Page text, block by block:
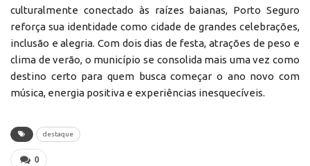
culturalmente conectado às raízes baianas, Porto Seguro
reforça sua identidade como cidade de grandes celebrações,
inclusão e alegria. Com dois dias de festa, atrações de peso e
clima de verão, o município se consolida mais uma vez como
destino certo para quem busca começar o ano novo com
música, energia positiva e experiências inesquecíveis.
destaque
0